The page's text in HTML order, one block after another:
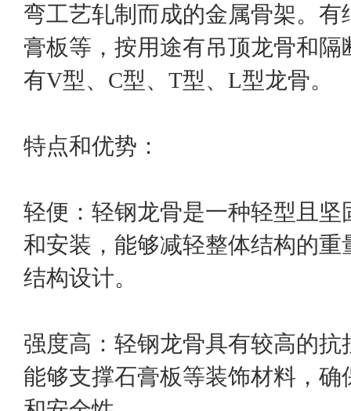
弯工艺轧制而成的金属骨架。
膏板等，按用途有吊顶龙骨和
有V型、C型、T型、L型龙骨。
特点和优势：
轻便：轻钢龙骨是一种轻型且坚
和安装，能够减轻整体结构的重
结构设计。
强度高：轻钢龙骨具有较高的抗
能够支撑石膏板等装饰材料，确